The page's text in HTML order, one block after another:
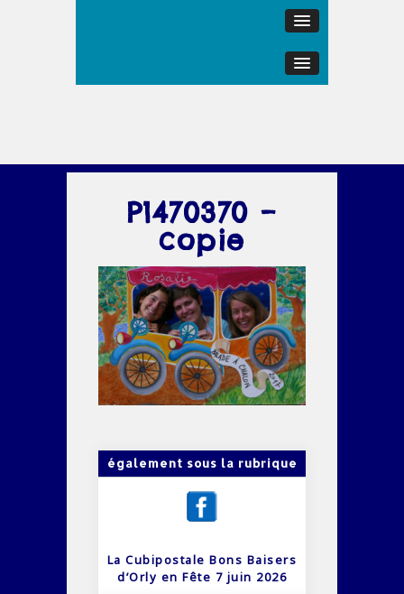
P1470370 –
copie
également sous la rubrique
La Cubipostale Bons Baisers
d’Orly en Fête 7 juin 2026